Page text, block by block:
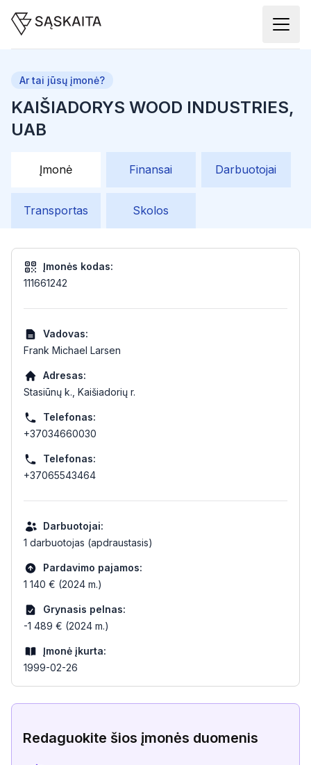
KAIŠIADORYS WOOD INDUSTRIES,
UAB
Ar tai jūsų įmonė?
Įmonė Finansai Darbuotojai
Transportas Skolos
Įmonės kodas:
111661242
Vadovas:
Frank Michael Larsen
Adresas:
Stasiūnų k., Kaišiadorių r.
Telefonas:
+37034660030
Telefonas:
+37065543464
Darbuotojai:
1 darbuotojas (apdraustasis)
Pardavimo pajamos:
1 140 € (2024 m.)
Grynasis pelnas:
-1 489 € (2024 m.)
Įmonė įkurta:
1999-02-26
Redaguokite šios įmonės duomenis